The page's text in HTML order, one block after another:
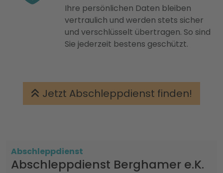
Ihre persönlichen Daten bleiben
vertraulich und werden stets sicher
und verschlüsselt übertragen. So sind
Sie jederzeit bestens geschützt.
Jetzt Abschleppdienst finden!
Abschleppdienst
Abschleppdienst Berghamer e.K.